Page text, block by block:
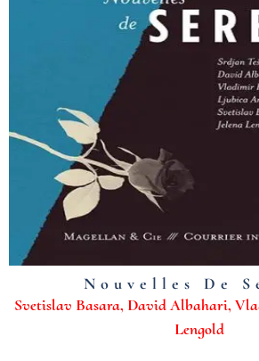
Nouvelles De
Svetislav Basara, David Albahari,
Lengold